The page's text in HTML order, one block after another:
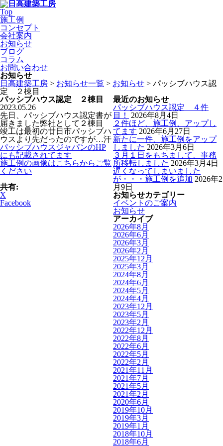
Top
施工例
コンセプト
会社案内
お知らせ
ブログ
コラム
お問い合わせ
お知らせ
日高建築工房 > お知らせ一覧 > お知らせ > パッシブハウス認
定 ２棟目
パッシブハウス認定 ２棟目
2023.05.26
先日、パッシブハウス認定書が
届きました弊社として２棟目
竣工は最初の廿日市パッシブハ
ウスより先だったのですが…汗
パッシブハウスジャパンのHP
にも記載されてます
施工例の画像はこちらからご覧
ください
共有:
X
Facebook
最近のお知らせ
パッシブハウス認定 ４件
目！
2026年8月4日
２件ほど、施工例、アップし
てます 2026年6月27日
新たに一件、施工例をアップ
しました 2026年3月6日
３月１日をもちまして、事務
所移転しました 2026年3月4日
遅くなってしまいました
が・・・施工例を追加 2026年2
月9日
お知らせカテゴリー
イベントのご案内
お知らせ
アーカイブ
2026年8月
2026年6月
2026年3月
2026年2月
2025年12月
2025年3月
2024年8月
2024年6月
2024年5月
2024年4月
2023年12月
2023年5月
2023年2月
2022年12月
2022年8月
2022年6月
2022年5月
2022年2月
2021年11月
2021年7月
2021年5月
2021年2月
2020年6月
2019年10月
2019年3月
2019年1月
2018年10月
2018年6月